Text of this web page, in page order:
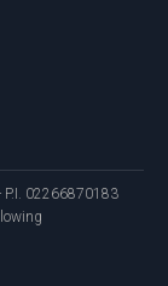
P.I. 02266870183